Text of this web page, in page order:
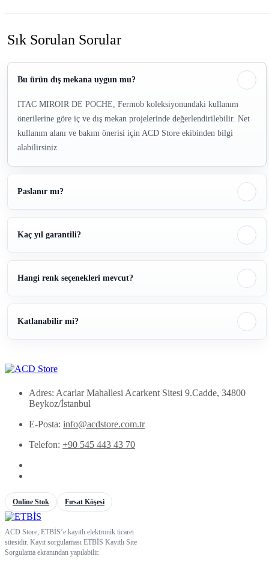
Sık Sorulan Sorular
Bu ürün dış mekana uygun mu?
ITAC MIROIR DE POCHE, Fermob koleksiyonundaki kullanım
önerilerine göre iç ve dış mekan projelerinde değerlendirilebilir. Net
kullanım alanı ve bakım önerisi için ACD Store ekibinden bilgi
alabilirsiniz.
Paslanır mı?
Kaç yıl garantili?
Hangi renk seçenekleri mevcut?
Katlanabilir mi?
Adres: Acarlar Mahallesi Acarkent Sitesi 9.Cadde, 34800
Beykoz/İstanbul
E-Posta: info@acdstore.com.tr
Telefon: +90 545 443 43 70
Online Stok Fırsat Köşesi
ACD Store, ETBİS’e kayıtlı elektronik ticaret
sitesidir. Kayıt sorgulaması ETBİS Kayıtlı Site
Sorgulama ekranından yapılabilir.